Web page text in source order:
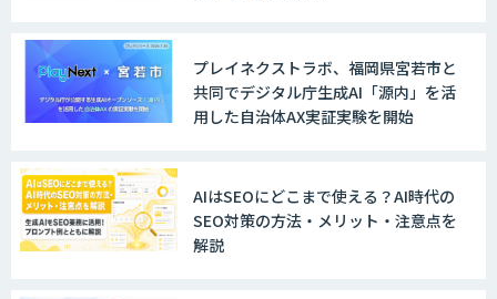
プレイネクストラボ、福岡県宮若市と
共同でデジタル庁生成AI「源内」を活
用した自治体AX実証実験を開始
AIはSEOにどこまで使える？AI時代の
SEO対策の方法・メリット・注意点を
解説